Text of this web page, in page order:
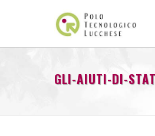
GLI-AIUTI-DI-